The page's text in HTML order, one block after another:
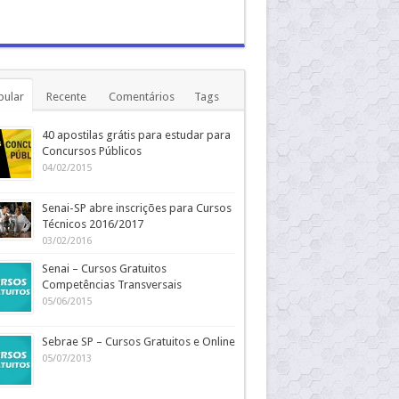
Recente Comentários Tags
40 apostilas grátis para estudar para
Concursos Públicos
04/02/2015
Senai-SP abre inscrições para Cursos
Técnicos 2016/2017
03/02/2016
Senai – Cursos Gratuitos
Competências Transversais
05/06/2015
Sebrae SP – Cursos Gratuitos e Online
05/07/2013